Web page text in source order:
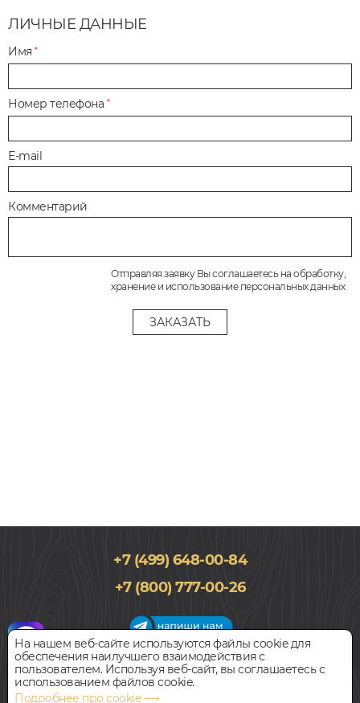
ЛИЧНЫЕ ДАННЫЕ
Имя *
Номер телефона *
E-mail
Комментарий
Отправляя заявку Вы соглашаетесь на обработку,
хранение и использование персональных данных
+7 (499) 648-00-84
+7 (800) 777-00-26
График работы салона
Пн-Вс с 09:00 до 21:00
Наш адрес:127018, г. Москва,
ул.Складочная, д.1, строение 9
На нашем веб-сайте используются файлы cookie для
обеспечения наилучшего взаимодействия с
пользователем. Используя веб-сайт, вы соглашаетесь с
использованием файлов cookie.
Подробнее про cookie ⟶